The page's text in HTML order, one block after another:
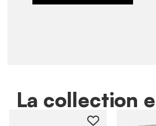
La collection